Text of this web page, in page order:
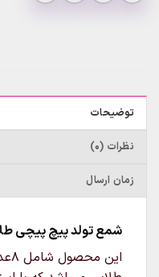
توضیحات
نظرات (0)
زمان ارسال
شمع تولد پیچ پیچی